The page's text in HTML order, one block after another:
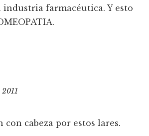
industria farmacéutica. Y esto
con cabeza por estos lares.